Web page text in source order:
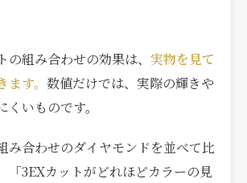
の組み合わせの効果は、 実物を見て
す。 数値だけでは、実際の輝きや
いものです。
み合わせのダイヤモンドを並べて比
「3EXカットがどれほどカラーの見